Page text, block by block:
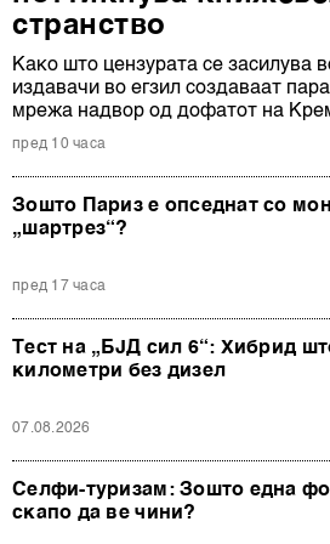
странство
Како што цензурата се засилува
издавачи во егзил создаваат
мрежа надвор од дофатот на
пред 10 часа
Зошто Париз е опседнат со
„шартрез“?
пред 17 часа
Тест на „БЈД сил 6“: Хибрид
километри без дизел
07.08.2026
Селфи-туризам: Зошто една
скапо да ве чини?